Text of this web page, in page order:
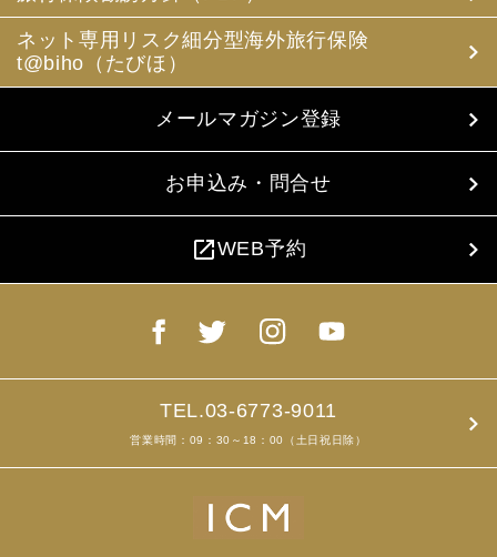
ネット専用リスク細分型海外旅行保険
t@biho（たびほ）
メールマガジン登録
お申込み・問合せ
open_in_newWEB予約
TEL.03-6773-9011
営業時間：09：30～18：00（土日祝日除）